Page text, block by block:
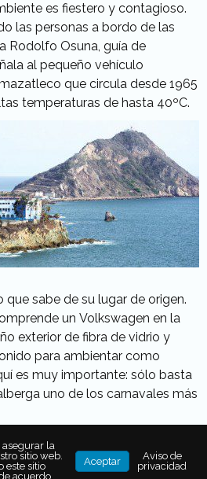
es fiestero y contagioso.
las personas a bordo de las
Rodolfo Osuna, guía de
al pequeño vehículo
que circula desde 1965
temperaturas de hasta 40ºC.
sabe de su lugar de origen.
un Volkswagen en la
exterior de fibra de vidrio y
para ambientar como
es muy importante: sólo basta
uno de los carnavales más
Por todo Mazatlán, excepto
por el aeropuerto, se dejan
la
sitio web.
este sitio
acuerdo.
Aceptar
Aviso de
privacidad